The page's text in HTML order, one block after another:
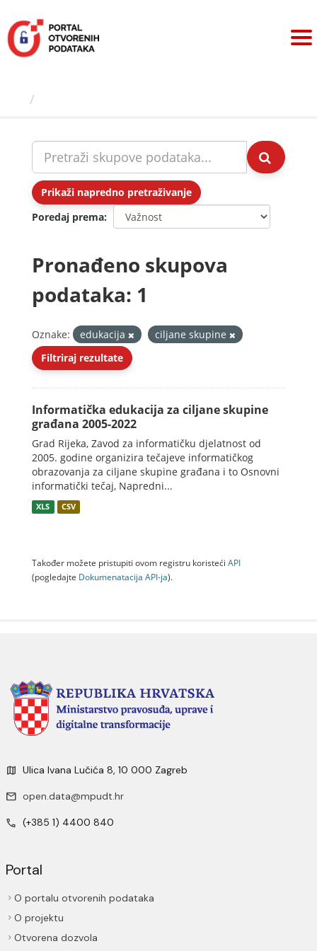
sadržaj
Prikaži napredno pretraživanje
Poredaj prema
Pronađeno skupova
podataka: 1
Oznake: edukacija
ciljane skupine
Filtriraj rezultate
Informatička edukacija za ciljane skupine
građana 2005-2022
Grad Rijeka, Zavod za informatičku djelatnost od
2005. godine organizira tečajeve informatičkog
obrazovanja za ciljane skupine građana i to Osnovni
informatički tečaj, Napredni...
XLS CSV
Također možete pristupiti ovom registru koristeći API
(pogledajte Dokumenаtаcijа API-jа).